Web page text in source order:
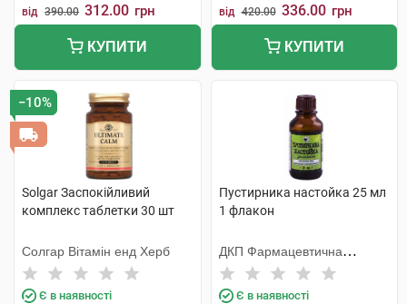
від 390.00 312.00 грн
КУПИТИ
від 420.00 336.00 грн
КУПИТИ
−10%
Solgar Заспокійливий
комплекс таблетки 30 шт
Солгар Вітамін енд Херб
Є в наявності
Пустирника настойка 25 мл
1 флакон
ДКП Фармацевтична
фабрика
Є в наявності